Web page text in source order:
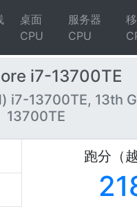
桌面
CPU
服务器
CPU
i7-13700TE
i7-13700TE, 13th
13700TE
跑分（